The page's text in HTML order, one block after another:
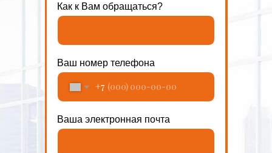
Как к Вам обращаться?
Ваш номер телефона
+7
Ваша электронная почта